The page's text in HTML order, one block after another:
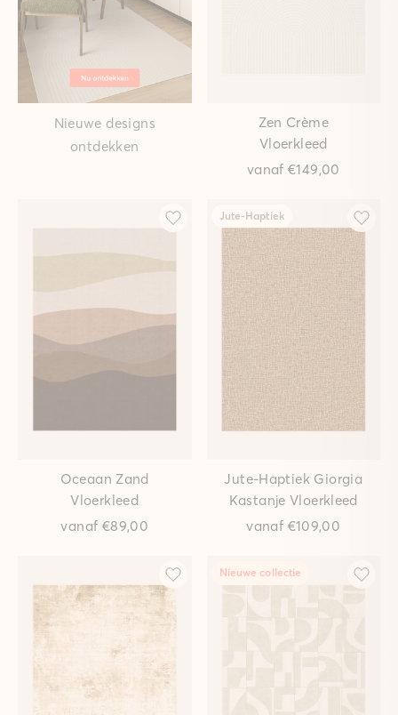
Nieuwe designs
ontdekken
Zen Crème
Vloerkleed
vanaf€149,00
Oceaan Zand
Vloerkleed
vanaf €89,00
Jute-Haptiek
Jute-Haptiek Giorgia
Kastanje Vloerkleed
vanaf €109,00
Nieuwe collectie